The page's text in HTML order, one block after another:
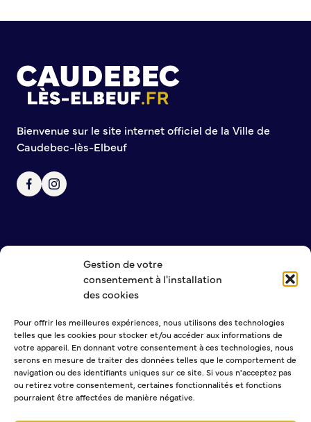
Gestion de votre
consentement à l'installation
des cookies
Pour offrir les meilleures expériences, nous utilisons des technologies
telles que les cookies pour stocker et/ou accéder aux informations de
votre appareil. En donnant votre consentement à ces technologies, nous
serons en mesure de traiter des données telles que le comportement de
navigation ou des identifiants uniques sur ce site. Si vous n'acceptez pas
ou retirez votre consentement, certaines fonctionnalités et fonctions
pourraient être affectées de manière négative.
Bienvenue sur le site internet officiel de la Ville de
Caudebec-lès-Elbeuf
NOUS CONTACTER
MENTIONS LÉGALES
POLITIQUE DE CONFIDENTIALITÉ
NEWSLETTER
PARTICIPER – IMAGINER DEMAIN
Démocratie locale et concertation
Commission de participation citoyenne
Conseil municipal des Jeunes (CMJ)
Conseil Municipal des Ados (CMA)
Conseil municipal des Sages
Le Centre municipal
Les Cavées Est
La Halle Couverte